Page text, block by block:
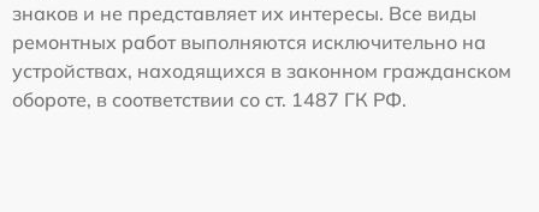
знаков и не представляет их интересы. Все виды
ремонтных работ выполняются исключительно на
устройствах, находящихся в законном гражданском
обороте, в соответствии со ст. 1487 ГК РФ.